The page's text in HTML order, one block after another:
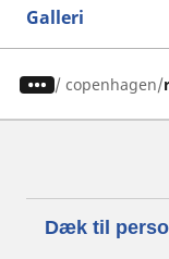
Galleri
/ copenhagen
Dæk til